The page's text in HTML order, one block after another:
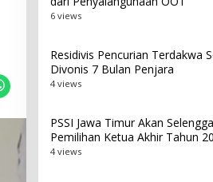
6 views
Residivis Pencurian Terdakwa
Divonis 7 Bulan Penjara
4 views
PSSI Jawa Timur Akan
Pemilihan Ketua Akhir Tahun
4 views